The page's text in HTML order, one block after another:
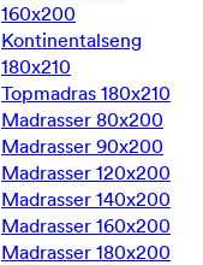
160x200
Kontinentalseng
180x210
Topmadras 180x210
Madrasser 80x200
Madrasser 90x200
Madrasser 120x200
Madrasser 140x200
Madrasser 160x200
Madrasser 180x200